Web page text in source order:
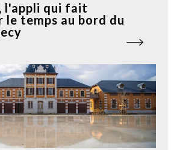
l'appli qui fait
le temps au bord du